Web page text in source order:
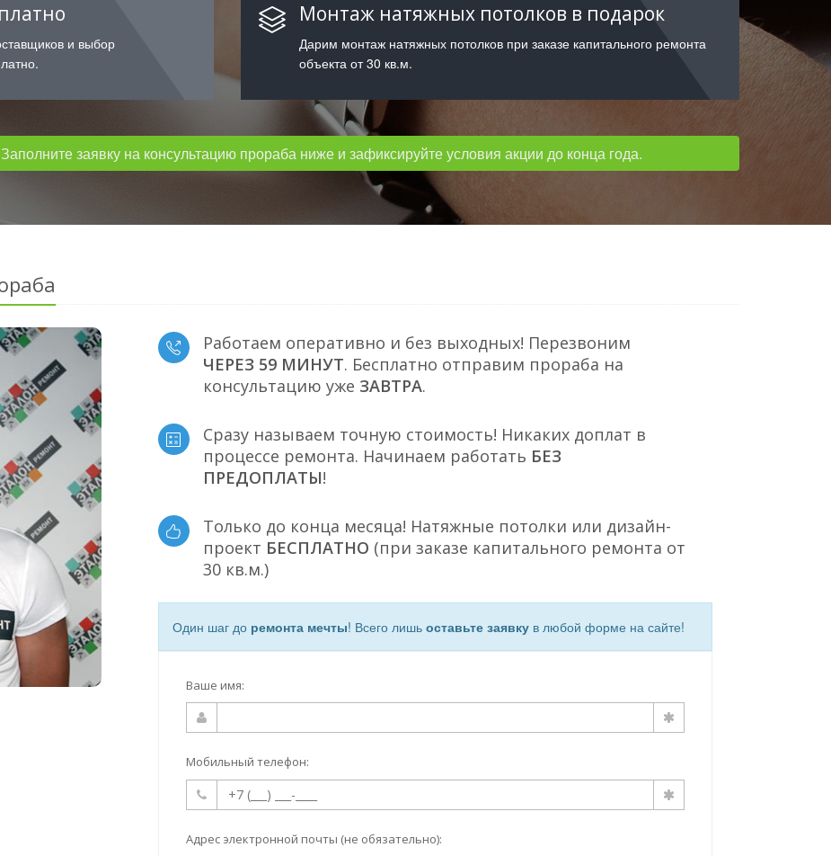
и выбор
Монтаж натяжных потолков в подарок
Дарим монтаж натяжных потолков при заказе капитального ремонта
объекта от 30 кв.м.
заявку на консультацию прораба ниже и зафиксируйте условия акции до конца года.
Работаем оперативно и без выходных! Перезвоним
ЧЕРЕЗ 59 МИНУТ. Бесплатно отправим прораба на
консультацию уже ЗАВТРА.
Сразу называем точную стоимость! Никаких доплат в
процессе ремонта. Начинаем работать БЕЗ
ПРЕДОПЛАТЫ!
Только до конца месяца! Натяжные потолки или дизайн-
проект БЕСПЛАТНО (при заказе капитального ремонта от
30 кв.м.)
Один шаг до ремонта мечты! Всего лишь оставьте заявкув любой форме на сайте!
Ваше имя:
Мобильный телефон:
Адрес электронной почты (не обязательно):